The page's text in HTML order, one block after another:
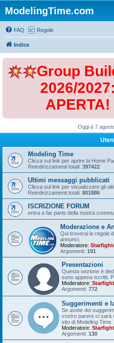
ModelingTime.com
FAQ Regole
Indice
Group
2026/
APERTA!
Oggi è 7
Modeling Time
Clicca sul link per aprire la Home
Reindirizzamenti totali: 397422
Ultimi messaggi pubblicati
Clicca sul link per visualizzare gli
Reindirizzamenti totali: 801886
ISCRIZIONE FORUM
entra a far parte della nostra
Moderazione e
Qui troverai le regole
annunci.
Moderatore:
Argomenti: 191
Presentazioni
Questa sezione è
sono appena iscritti.
Moderatore:
Argomenti: 772
Suggerimenti e
Se avete dei
vostro parere ci sarà
sito di Modeling Time.
Moderatore:
Argomenti: 130